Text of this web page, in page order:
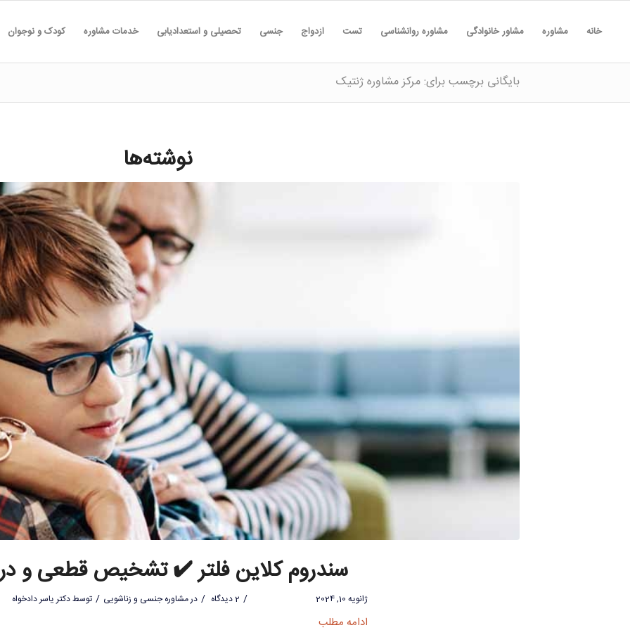
خانه مشاوره مشاور خانوادگی مشاوره روانشناسی تست ازدواج جنسی تحصیلی و استعدادیابی خدمات مشاوره کودک و نوجوان
بایگانی برچسب برای: مرکز مشاوره ژنتیک
نوشته‌ها
سندروم کلاین فلتر ✔️ تشخیص قطعی و
ژانویه 10, 2024 / 2 دیدگاه / درمشاوره جنسی و زناشویی / توسطدکتر یاسر دادخواه
ادامه مطلب